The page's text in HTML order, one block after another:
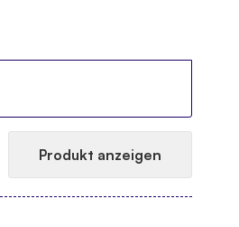
Produkt anzeigen